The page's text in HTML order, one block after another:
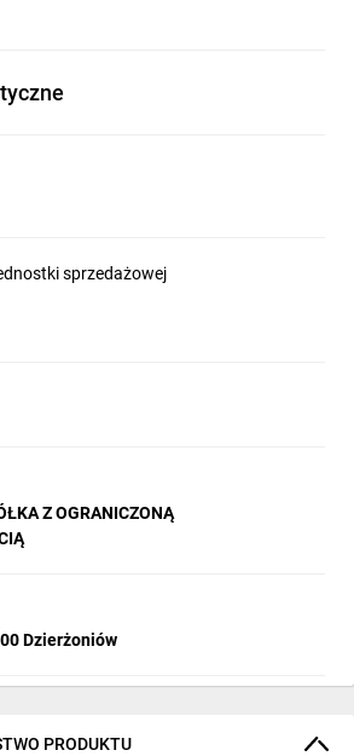
sprzedażowej
Z OGRANICZONĄ
Dzierżoniów
PRODUKTU